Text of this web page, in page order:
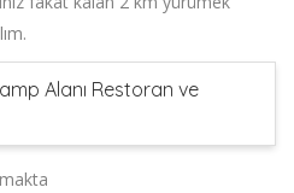
Alanı Restoran ve